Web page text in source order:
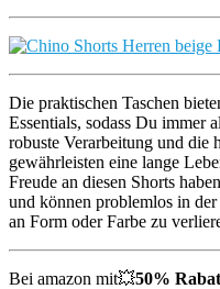
Die praktischen Taschen
Essentials, sodass Du immer
robuste Verarbeitung und die
gewährleisten eine lange
Freude an diesen Shorts
und können problemlos in
an Form oder Farbe zu
Bei amazon mit💥50%